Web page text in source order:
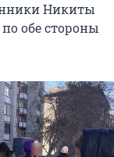
Никиты
обе стороны